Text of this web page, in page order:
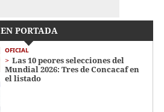
EN PORTADA
OFICIAL
Las 10 peores selecciones del
Mundial 2026: Tres de Concacaf en
el listado